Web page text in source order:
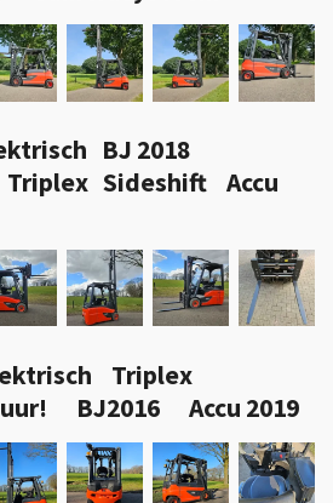
BJ 2018
Sideshift Accu
Triplex
BJ2016 Accu 2019